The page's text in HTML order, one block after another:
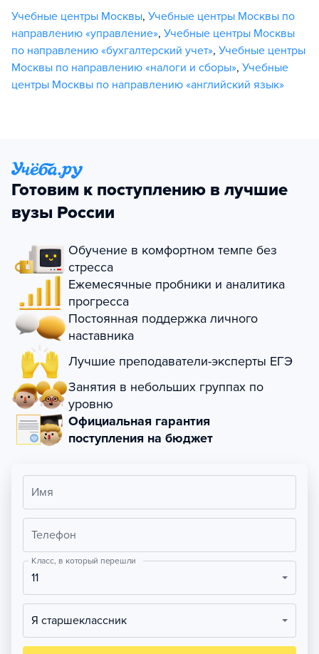
Учебные центры Москвы, Учебные центры Москвы по
направлению «управление», Учебные центры Москвы
по направлению «бухгалтерский учет», Учебные центры
Москвы по направлению «налоги и сборы», Учебные
центры Москвы по направлению «английский язык»
Готовим к поступлению в лучшие
вузы России
Обучение в комфортном темпе без
стресса
Ежемесячные пробники и аналитика
прогресса
Постоянная поддержка личного
наставника
Лучшие преподаватели-эксперты ЕГЭ
Занятия в небольших группах по
уровню
Официальная гарантия
поступления на бюджет
Имя
Телефон
Класс, в который перешли
11
Я старшеклассник